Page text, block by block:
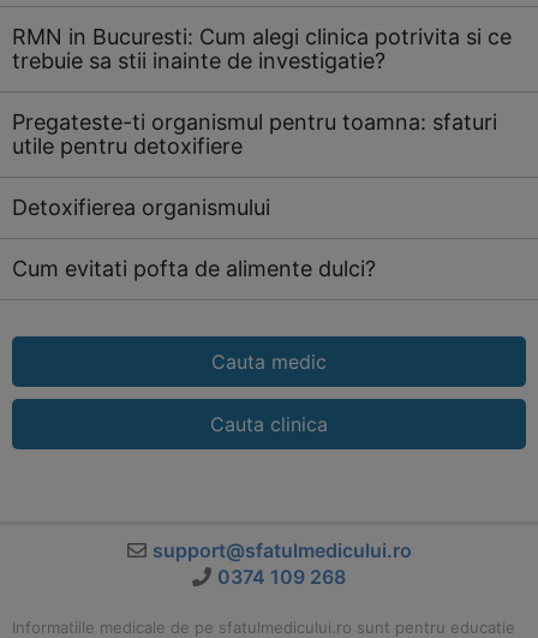
RMN in Bucuresti: Cum alegi clinica potrivita si ce
trebuie sa stii inainte de investigatie?
Pregateste-ti organismul pentru toamna: sfaturi
utile pentru detoxifiere
Detoxifierea organismului
Cum evitati pofta de alimente dulci?
Cauta medic
Cauta clinica
support@sfatulmedicului.ro
0374 109 268
Informatiile medicale de pe sfatulmedicului.ro sunt pentru educatie